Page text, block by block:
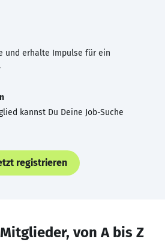
und erhalte Impulse für ein
kannst Du Deine Job-Suche
registrieren
Mitglieder, von A bis Z